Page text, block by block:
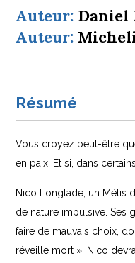
Auteur: Daniel
Auteur:
Résumé
Vous croyez peut-être
en paix. Et si, dans
Nico Longlade, un Métis
de nature impulsive. Ses
faire de mauvais choix,
réveille mort », Nico